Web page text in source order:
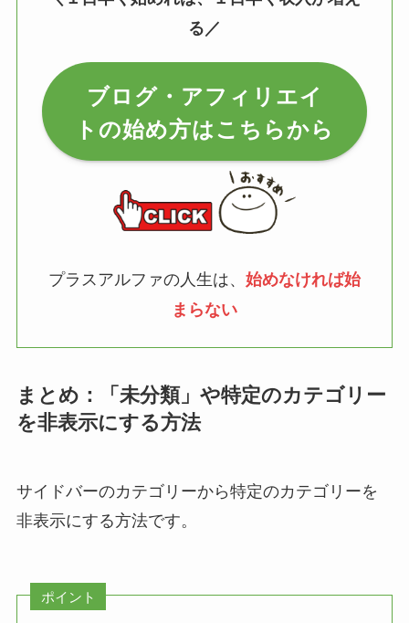
る／
ブログ・アフィリエイ
トの始め方はこちらから
プラスアルファの人生は、 始めなければ始
まらない
まとめ：「未分類」や特定のカテゴリー
を非表示にする方法
サイドバーのカテゴリーから特定のカテゴリーを
非表示にする方法です。
ポイント